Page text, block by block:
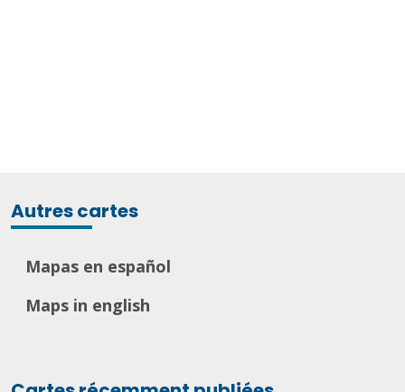
Autres cartes
Mapas en español
Maps in english